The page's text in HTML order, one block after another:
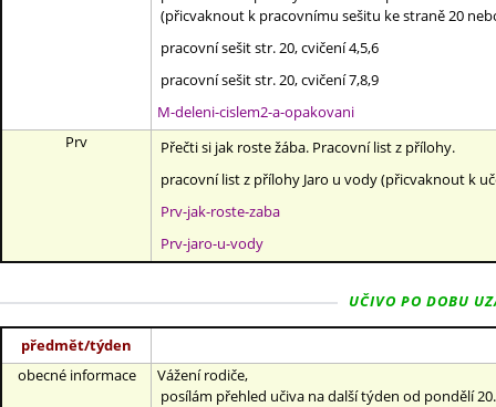
(přicvaknout k pracovnímu sešitu ke straně 20
pracovní sešit str. 20, cvičení 4,5,6
pracovní sešit str. 20, cvičení 7,8,9
M-deleni-cislem2-a-opakovani
Prv
Přečti si jak roste žába. Pracovní list z přílohy.
pracovní list z přílohy Jaro u vody (přicvaknout k
Prv-jak-roste-zaba
Prv-jaro-u-vody
UČIVO PO DOBU
předmět/týden
obecné informace
Vážení rodiče,
posílám přehled učiva na další týden od pondělí